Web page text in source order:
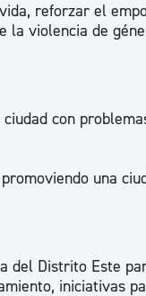
reforzar el
la violencia de
con
una
del Distrito Este
iniciativas